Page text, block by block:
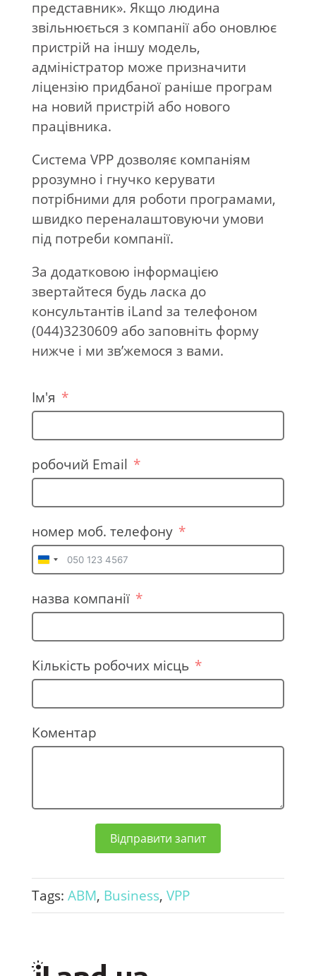
представник». Якщо людина
звільнюється з компанії або оновлює
пристрій на іншу модель,
адміністратор може призначити
ліцензію придбаної раніше програм
на новий пристрій або нового
працівника.
Система VPP дозволяє компаніям
ррозумно і гнучко керувати
потрібними для роботи програмами,
швидко переналаштовуючи умови
під потреби компанії.
За додатковою інформацією
звертайтеся будь ласка до
консультантів iLand за телефоном
(044)3230609 або заповніть форму
нижче і ми зв’жемося з вами.
Ім'я
робочий Email
номер моб. телефону
U
r
i
n
e
+
8
назва компанії
Кількість робочих місць
Коментар
Відправити запит
Tags: ABM, Business, VPP